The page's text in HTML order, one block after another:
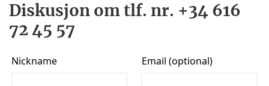
Diskusjon om tlf. nr. +34 616
72 45 57